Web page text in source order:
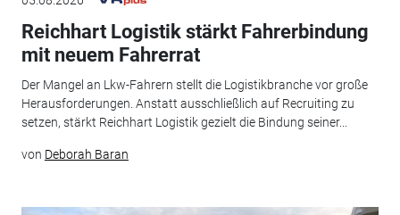
Reichhart Logistik stärkt Fahrerbindung
mit neuem Fahrerrat
Der Mangel an Lkw-Fahrern stellt die Logistikbranche vor große
Herausforderungen. Anstatt ausschließlich auf Recruiting zu
setzen, stärkt Reichhart Logistik gezielt die Bindung seiner...
von Deborah Baran